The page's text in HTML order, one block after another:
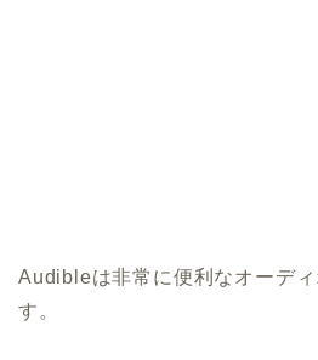
Audibleは非常に便利なオーデ
す。